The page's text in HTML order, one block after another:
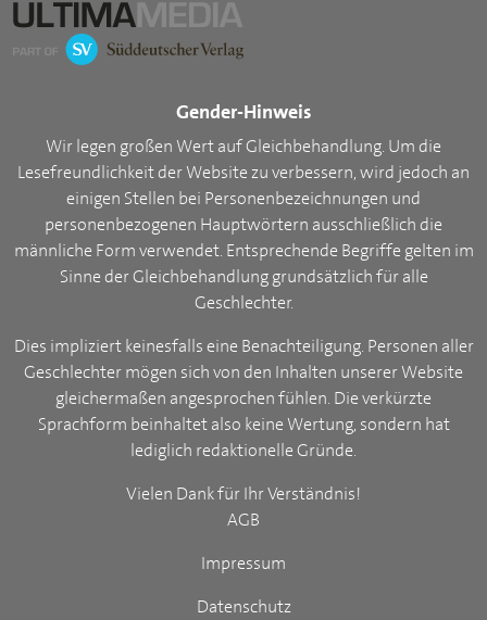
Gender-Hinweis
Wir legen großen Wert auf Gleichbehandlung. Um die
Lesefreundlichkeit der Website zu verbessern, wird jedoch an
einigen Stellen bei Personenbezeichnungen und
personenbezogenen Hauptwörtern ausschließlich die
männliche Form verwendet. Entsprechende Begriffe gelten im
Sinne der Gleichbehandlung grundsätzlich für alle
Geschlechter.
Dies impliziert keinesfalls eine Benachteiligung. Personen aller
Geschlechter mögen sich von den Inhalten unserer Website
gleichermaßen angesprochen fühlen. Die verkürzte
Sprachform beinhaltet also keine Wertung, sondern hat
lediglich redaktionelle Gründe.
Vielen Dank für Ihr Verständnis!
AGB
Impressum
Datenschutz